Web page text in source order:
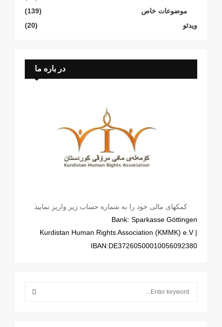
موضوعات خاص
(139)
ویدئو
(20)
در باره ما
کمکهای مالی خود را به شماره حساب زیر واریز نمایید
Bank: Sparkasse Göttingen
| Kurdistan Human Rights Association (KMMK) e.V
IBAN:DE37260500010056092380